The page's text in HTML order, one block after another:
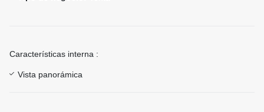
Características interna :
Vista panorámica